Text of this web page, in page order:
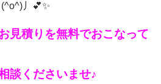
丿💕✨
見積りを無料でおこなって
談くださいませ♪